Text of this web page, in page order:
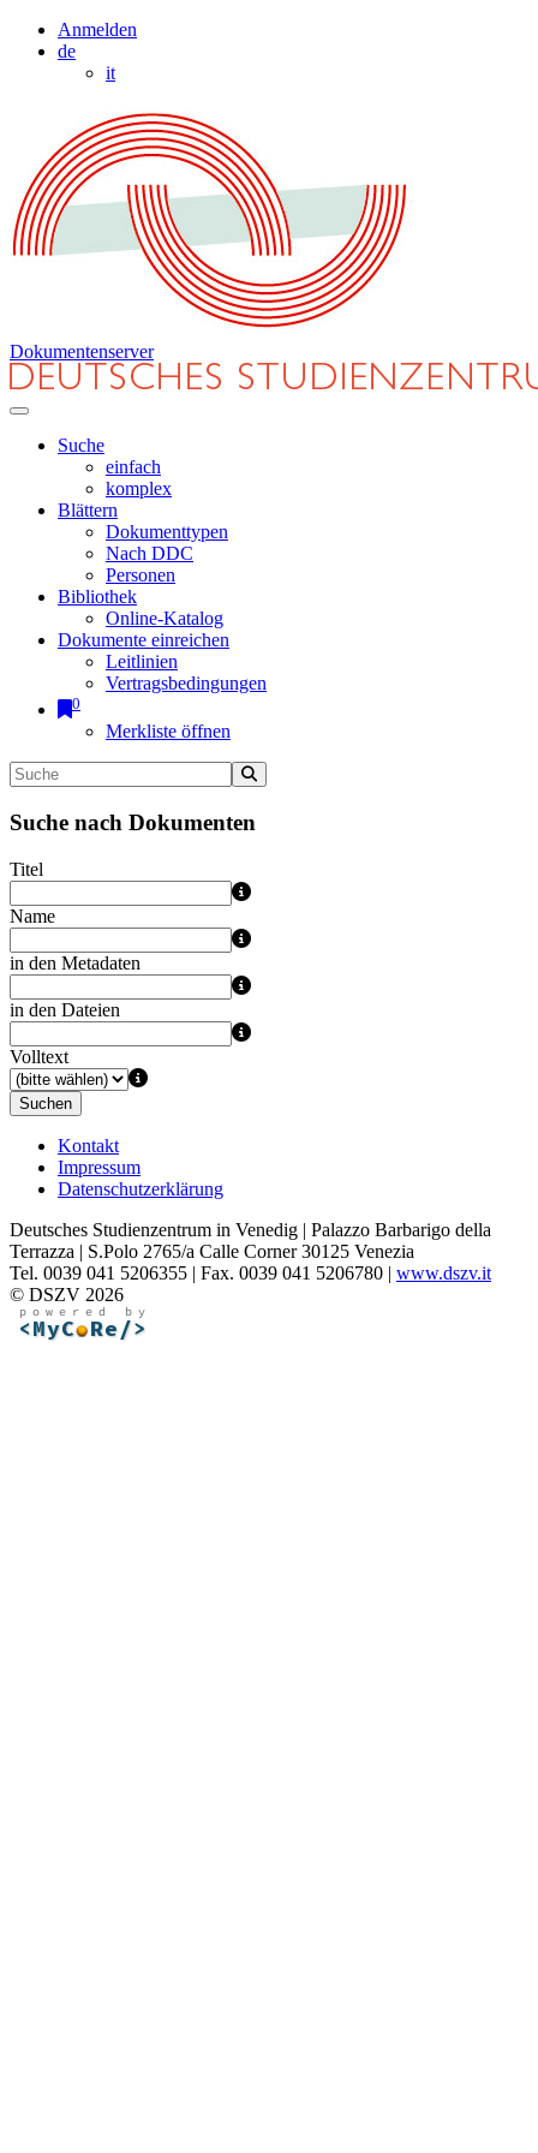
Anmelden
de
it
Dokumentenserver
Suche
einfach
komplex
Blättern
Dokumenttypen
Nach DDC
Personen
Bibliothek
Online-Katalog
Dokumente einreichen
Leitlinien
Vertragsbedingungen
0
Merkliste öffnen
Suche nach Dokumenten
Titel
Name
in den Metadaten
in den Dateien
Volltext
Suchen
Kontakt
Impressum
Datenschutzerklärung
Deutsches Studienzentrum in Venedig | Palazzo Barbarigo della
Terrazza | S.Polo 2765/a Calle Corner 30125 Venezia
Tel. 0039 041 5206355 | Fax. 0039 041 5206780 | www.dszv.it
© DSZV 2026